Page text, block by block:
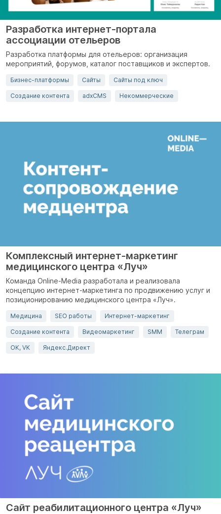
Разработка интернет-портала
ассоциации отельеров
Разработка платформы для отельеров: организация
мероприятий, форумов, каталог поставщиков и экспертов.
Бизнес-платформы Сайты Сайты под ключ
Создание контента adxCMS Некоммерческие
Комплексный интернет-маркетинг
медицинского центра «Луч»
Команда Online-Media разработала и реализовала
концепцию интернет-маркетинга по продвижению услуг и
позиционированию медицинского центра «Луч».
Медицина SEO работы Интернет-маркетинг
Создание контента Видеомаркетинг SMM Телеграм
OK, VK Яндекс.Директ
Сайт реабилитационного центра «Луч»